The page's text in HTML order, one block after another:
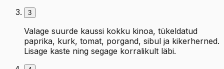
3
Valage suurde kaussi kokku kinoa, tükeldatud
paprika, kurk, tomat, porgand, sibul ja kikerherned.
Lisage kaste ning segage korralikult läbi.